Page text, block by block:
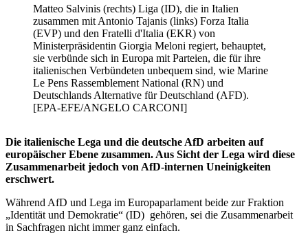
Matteo Salvinis (rechts) Liga (ID), die in Italien
zusammen mit Antonio Tajanis (links) Forza Italia
(EVP) und den Fratelli d'Italia (EKR) von
Ministerpräsidentin Giorgia Meloni regiert, behauptet,
sie verbünde sich in Europa mit Parteien, die für ihre
italienischen Verbündeten unbequem sind, wie Marine
Le Pens Rassemblement National (RN) und
Deutschlands Alternative für Deutschland (AFD).
[EPA-EFE/ANGELO CARCONI]
Die italienische Lega und die deutsche AfD arbeiten auf
europäischer Ebene zusammen. Aus Sicht der Lega wird diese
Zusammenarbeit jedoch von AfD-internen Uneinigkeiten
erschwert.
Während AfD und Lega im Europaparlament beide zur Fraktion
„Identität und Demokratie“ (ID) gehören, sei die Zusammenarbeit
in Sachfragen nicht immer ganz einfach.